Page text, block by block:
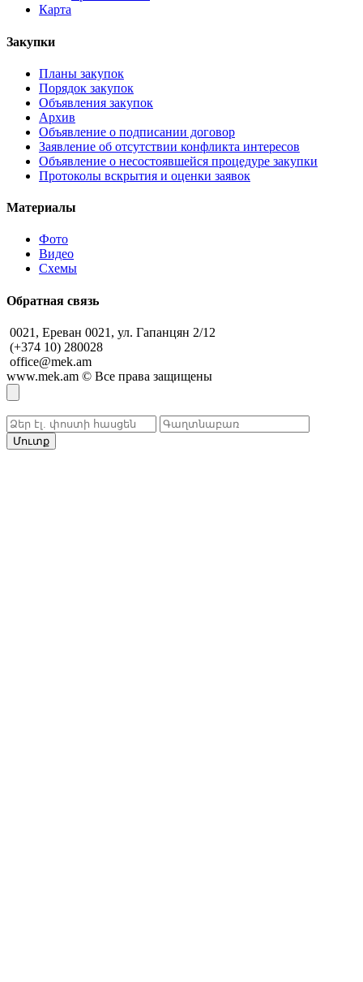
Карта
Закупки
Планы закупок
Порядок закупок
Объявления закупок
Архив
Объявление о подписании договор
Заявление об отсутствии конфликта интересов
Объявление о несостоявшейся процедуре закупки
Протоколы вскрытия и оценки заявок
Материалы
Фото
Видео
Схемы
Обратная связь
0021, Ереван 0021, ул. Гапанцян 2/12
(+374 10) 280028
office@mek.am
www.mek.am © Все права защищены
Մուտք